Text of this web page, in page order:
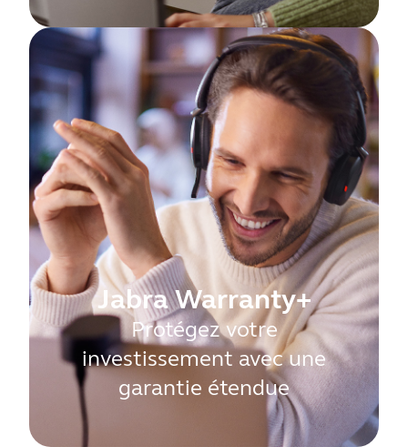
Jabra Warranty+
Protégez votre
investissement avec une
garantie étendue